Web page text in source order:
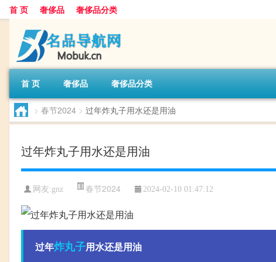
首 页 奢侈品 奢侈品分类
首 页 奢侈品 奢侈品分类
> 春节2024 > 过年炸丸子用水还是用油
过年炸丸子用水还是用油
网友:gnz 春节2024 2024-02-10 01:47:12
过年炸丸子用水还是用油